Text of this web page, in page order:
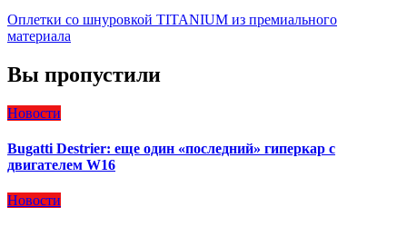
Оплетки со шнуровкой TITANIUM из премиального
материала
Вы пропустили
Новости
Bugatti Destrier: еще один «последний» гиперкар с
двигателем W16
Новости